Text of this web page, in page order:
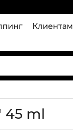
Клиентам
45 ml